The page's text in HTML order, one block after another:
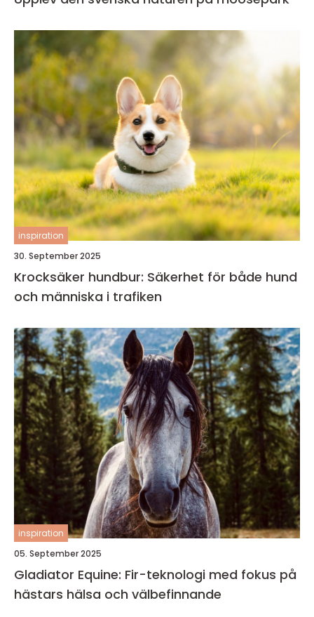
inspiration
30. September 2025
Krocksäker hundbur: Säkerhet för både hund
och människa i trafiken
inspiration
05. September 2025
Gladiator Equine: Fir-teknologi med fokus på
hästars hälsa och välbefinnande